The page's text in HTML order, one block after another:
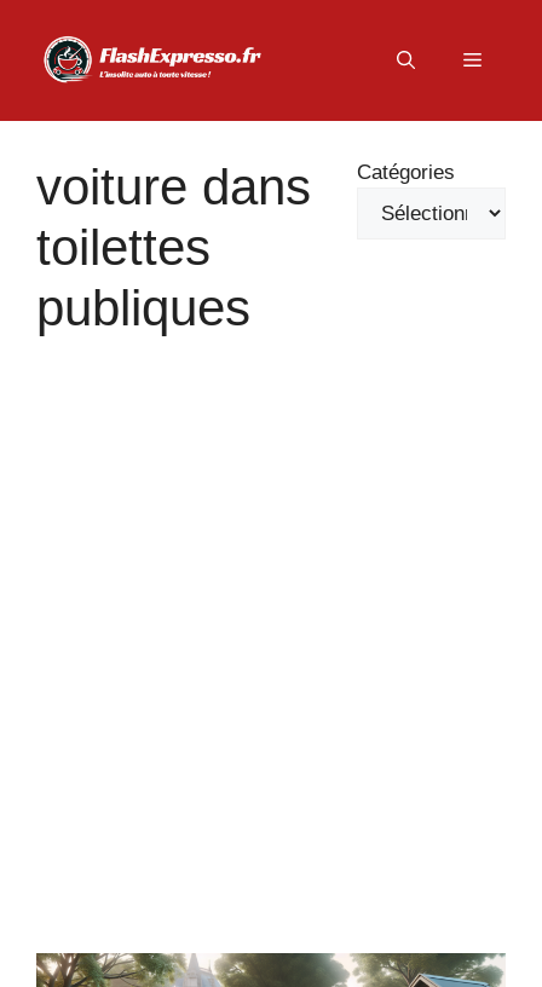
contenu
Menu
voiture dans
toilettes
publiques
Catégories